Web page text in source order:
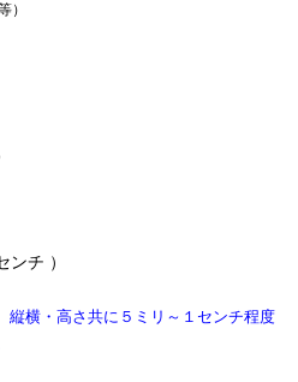
）
ンチ ）
縦横・高さ共に５ミリ～１センチ程度